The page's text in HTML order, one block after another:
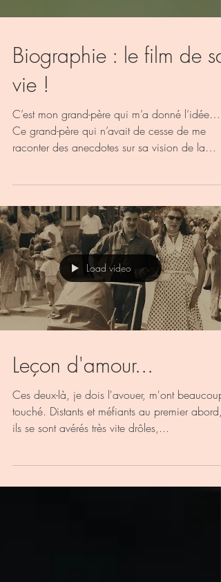
Biographie : le film de sa
vie !
C’est mon grand-père qui m’a donné l’idée…
raconter des anecdotes sur sa vision de la
Load video
Leçon d'amour...
Ces deux-là, je dois l'avouer, m'ont beaucoup
ils se sont avérés très vite drôles,...